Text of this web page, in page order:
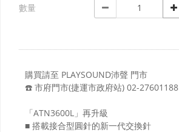
數量
購買請至 PLAYSOUND沛聲 門市
☎️ 市府門市(捷運市政府站) 02-27601188
「ATN3600L」再升級
■ 搭載接合型圓針的新一代交換針